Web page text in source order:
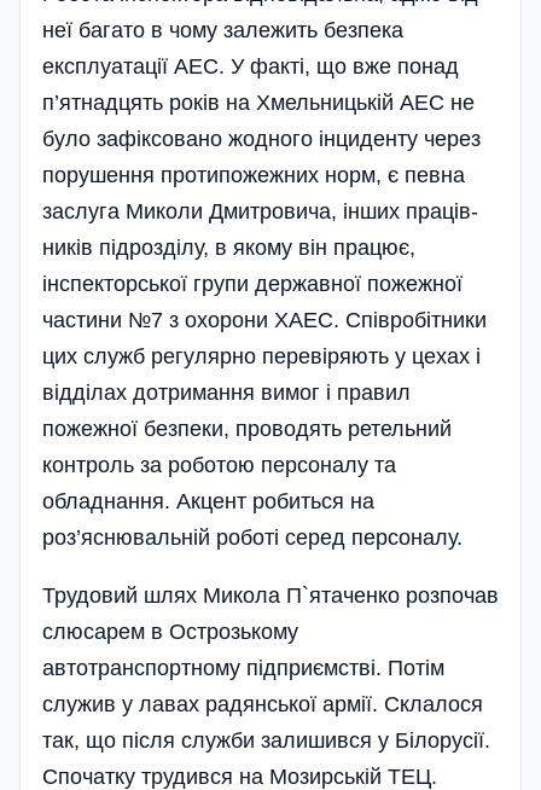
неї багато в чому залежить безпека
експлуатації АЕС. У факті, що вже понад
п’ятнадцять років на Хмельницькій АЕС не
було за­фіксовано жодного інциденту через
порушення протипожежних норм, є певна
заслуга Миколи Дмитровича, інших праців­
ників підрозділу, в якому він працює,
інспекторської групи державної пожежної
частини №7 з охорони ХАЕС. Співробітники
цих служб регулярно перевіряють у цехах і
відділах дотримання вимог і правил
пожежної безпеки, проводять ретельний
контроль за роботою персоналу та
обладнання. Акцент робиться на
роз’яснювальній роботі серед персоналу.
Трудовий шлях Микола П`ятаченко розпочав
слюсарем в Острозькому
автотранспортному підприємстві. Потім
служив у лавах радянської армії. Склалося
так, що після служби залишився у Білорусії.
Спочатку трудився на Мозирській ТЕЦ.